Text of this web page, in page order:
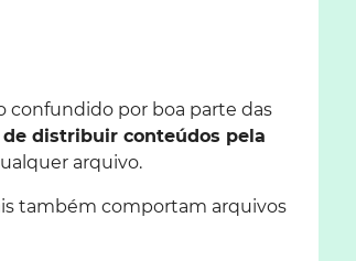
confundido por boa parte das
distribuir conteúdos pela
arquivo.
também comportam arquivos